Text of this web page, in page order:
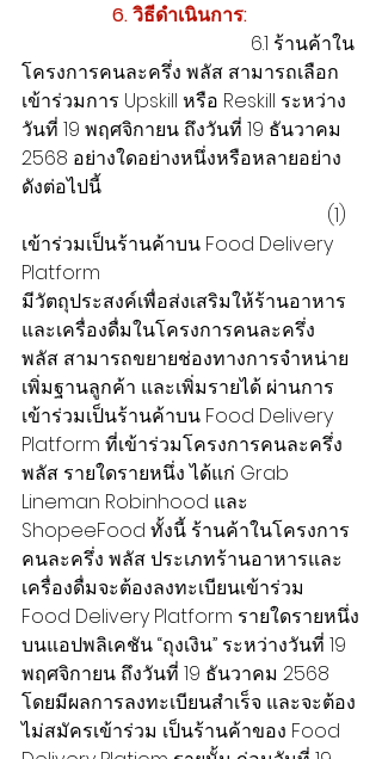
6. วิธีดำเนินการ:
6.1 ร้านค้าใน
โครงการคนละครึ่ง พลัส สามารถเลือก
เข้าร่วมการ Upskill หรือ Reskill ระหว่าง
วันที่ 19 พฤศจิกายน ถึงวันที่ 19 ธันวาคม
2568 อย่างใดอย่างหนึ่งหรือหลายอย่าง
ดังต่อไปนี้
(1)
เข้าร่วมเป็นร้านค้าบน Food Delivery
Platform
มีวัตถุประสงค์เพื่อส่งเสริมให้ร้านอาหาร
และเครื่องดื่มในโครงการคนละครึ่ง
พลัส สามารถขยายช่องทางการจำหน่าย
เพิ่มฐานลูกค้า และเพิ่มรายได้ ผ่านการ
เข้าร่วมเป็นร้านค้าบน Food Delivery
Platform ที่เข้าร่วมโครงการคนละครึ่ง
พลัส รายใดรายหนึ่ง ได้แก่ Grab
Lineman Robinhood และ
ShopeeFood ทั้งนี้ ร้านค้าในโครงการ
คนละครึ่ง พลัส ประเภทร้านอาหารและ
เครื่องดื่มจะต้องลงทะเบียนเข้าร่วม
Food Delivery Platform รายใดรายหนึ่ง
บนแอปพลิเคชัน “ถุงเงิน” ระหว่างวันที่ 19
พฤศจิกายน ถึงวันที่ 19 ธันวาคม 2568
โดยมีผลการลงทะเบียนสำเร็จ และจะต้อง
ไม่สมัครเข้าร่วม เป็นร้านค้าของ Food